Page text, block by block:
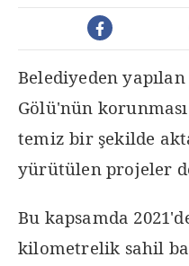
Belediyeden
Gölü'nün
temiz bir şekilde
yürütülen projeler
Bu kapsamda
kilometrelik sahil